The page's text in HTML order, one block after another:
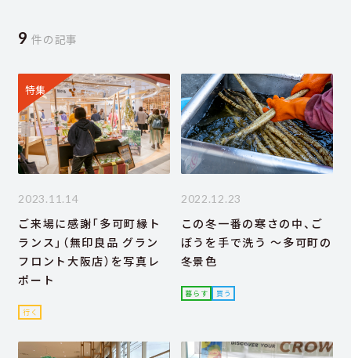
9 件の記事
特集
2023.11.14
ご来場に感謝「多可町縁ト
ランス」（無印良品 グラン
フロント大阪店）を写真レ
ポート
行く
2022.12.23
この冬一番の寒さの中、ご
ぼうを手で洗う ～多可町の
冬景色
暮らす 買う